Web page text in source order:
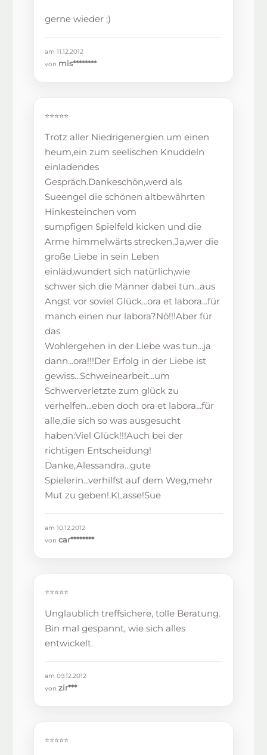
gerne wieder ;)
am 11.12.2012
von mis********
⭐⭐⭐⭐⭐
Trotz aller Niedrigenergien um einen
heum,ein zum seelischen Knuddeln
einladendes
Gespräch.Dankeschön,werd als
Sueengel die schönen altbewährten
Hinkesteinchen vom
sumpfigen Spielfeld kicken und die
Arme himmelwärts strecken.Ja,wer die
große Liebe in sein Leben
einläd,wundert sich natürlich,wie
schwer sich die Männer dabei tun...aus
Angst vor soviel Glück...ora et labora...für
manch einen nur labora?Nö!!!Aber für
das
Wohlergehen in der Liebe was tun...ja
dann...ora!!!Der Erfolg in der Liebe ist
gewiss...Schweinearbeit...um
Schwerverletzte zum glück zu
verhelfen...eben doch ora et labora...für
alle,die sich so was ausgesucht
haben:Viel Glück!!!Auch bei der
richtigen Entscheidung!
Danke,Alessandra...gute
Spielerin...verhilfst auf dem Weg,mehr
Mut zu geben!.KLasse!Sue
am 10.12.2012
voncar********
⭐⭐⭐⭐⭐
Unglaublich treffsichere, tolle Beratung.
Bin mal gespannt, wie sich alles
entwickelt.
am 09.12.2012
vonzir***
⭐⭐⭐⭐⭐